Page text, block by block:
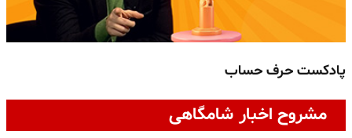
پادکست حرف حساب
مشروح اخبار شامگاهی